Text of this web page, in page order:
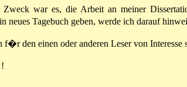
Zweck war es, die Arbeit an meiner
Tagebuch geben, werde ich darauf
den einen oder anderen Leser von